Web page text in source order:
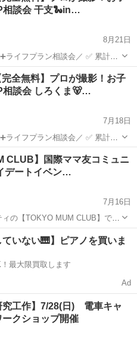
相談会 干支🐍in…
8月21日
フプラン相談会／ ✅ 累計
マホ・デジカメで撮影し放題 ✅
♪ ✅ 衣装・小物も無料💛 ✅ ハ
マン
完全無料】プロが撮影！お子
相談会 しろくま🐻…
7月18日
フプラン相談会／ ✅ 累計
マホ・デジカメで撮影し放題 ✅
♪ ✅ 衣装・小物も無料💛 ✅ ハ
CLUB】国際ママ友コミュニ
デートイベン…
7月16日
報交換やイベントを開催してい
ていない🎹】ピアノを買いま
最大限買取します
Ad
究工作】7/28(日) 電車キャ
クショップ開催